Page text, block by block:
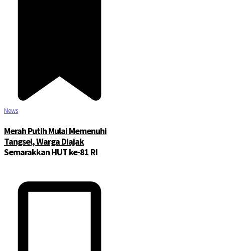
News
Merah Putih Mulai Memenuhi
Tangsel, Warga Diajak
Semarakkan HUT ke-81 RI